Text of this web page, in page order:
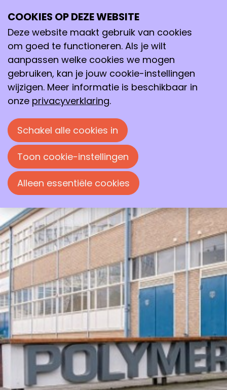
11
mrt
19:30 - 22:00 Polymer Science Park, Zwolle
Sustainable polymers:
recyclable, biodegradable and/or
biobased?
Avondlezing door dr. Cristina Lavilla
Aguilar georganiseerd door de
Chemische Kring Zwolle.
COOKIES OP DEZE WEBSITE
Deze website maakt gebruik van cookies
om goed te functioneren. Als je wilt
aanpassen welke cookies we mogen
gebruiken, kan je jouw cookie-instellingen
wijzigen. Meer informatie is beschikbaar in
onze privacyverklaring.
Schakel alle cookies in
Toon cookie-instellingen
Alleen essentiële cookies